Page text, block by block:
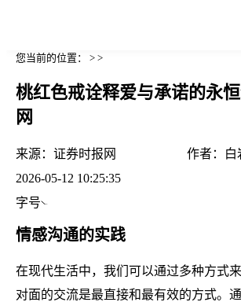
您当前的位置： > >
桃红色戒诠释爱与承诺的永
网
来源： 证券时报网 作者：
白
2026-05-12 10:25:35
字号
情感沟通的实践
在现代生活中，我们可以通过多种方式
对面的交流是最直接和最有效的方式。